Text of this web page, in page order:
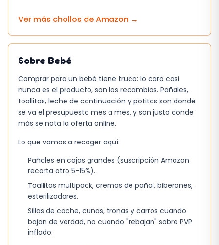
Ver más chollos deAmazon →
Sobre Bebé
Comprar para un bebé tiene truco: lo caro casi
nunca es el producto, son los recambios. Pañales,
toallitas, leche de continuación y potitos son donde
se va el presupuesto mes a mes, y son justo donde
más se nota la oferta online.
Lo que vamos a recoger aquí:
Pañales en cajas grandes (suscripción Amazon
recorta otro 5-15%).
Toallitas multipack, cremas de pañal, biberones,
esterilizadores.
Sillas de coche, cunas, tronas y carros cuando
bajan de verdad, no cuando "rebajan" sobre PVP
inflado.